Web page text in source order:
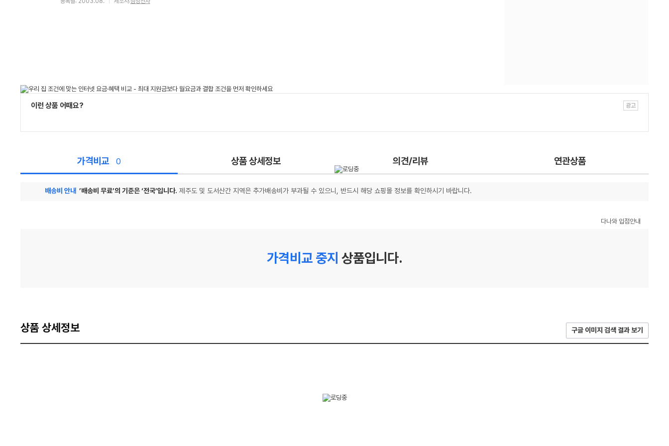
이런 상품 어때요?
가격비교 0 상품 상세정보 의견/리뷰 연관상품
배송비 안내 ’배송비 무료’의 기준은 ‘전국’입니다. 제주도 및 도서산간 지역은 추가배송비가 부과될 수 있으니, 반드시 해당 쇼핑몰 정보를 확인하시기 바랍니다.
다나와 입점안내
가격비교 중지 상품입니다.
상품 상세정보 구글 이미지 검색 결과 보기